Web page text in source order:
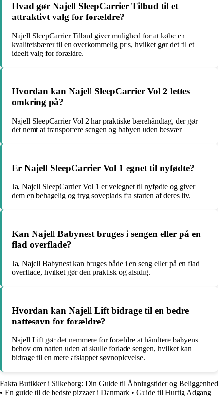
Hvad gør Najell SleepCarrier Tilbud til et
attraktivt valg for forældre?
Najell SleepCarrier Tilbud giver mulighed for at købe en
kvalitetsbærer til en overkommelig pris, hvilket gør det til et
ideelt valg for forældre.
Hvordan kan Najell SleepCarrier Vol 2 lettes
omkring på?
Najell SleepCarrier Vol 2 har praktiske bærehåndtag, der gør
det nemt at transportere sengen og babyen uden besvær.
Er Najell SleepCarrier Vol 1 egnet til nyfødte?
Ja, Najell SleepCarrier Vol 1 er velegnet til nyfødte og giver
dem en behagelig og tryg soveplads fra starten af deres liv.
Kan Najell Babynest bruges i sengen eller på en
flad overflade?
Ja, Najell Babynest kan bruges både i en seng eller på en flad
overflade, hvilket gør den praktisk og alsidig.
Hvordan kan Najell Lift bidrage til en bedre
nattesøvn for forældre?
Najell Lift gør det nemmere for forældre at håndtere babyens
behov om natten uden at skulle forlade sengen, hvilket kan
bidrage til en mere afslappet søvnoplevelse.
Fakta Butikker i Silkeborg: Din Guide til Åbningstider og Beliggenhed
• En guide til de bedste pizzaer i Danmark • Guide til Hurtig Adgang